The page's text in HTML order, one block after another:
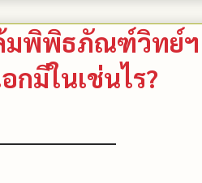
มพิพิธภัณฑ์วิทย์ฯ
มีในเช่นไร?